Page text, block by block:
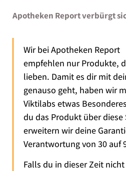
Apotheken Report verbürgt
Wir bei Apotheken Report
empfehlen nur Produkte,
lieben. Damit es dir mit
genauso geht, haben wir
Viktilabs etwas
du das Produkt über
erweitern wir deine
Verantwortung von 30 auf
Falls du in dieser Zeit